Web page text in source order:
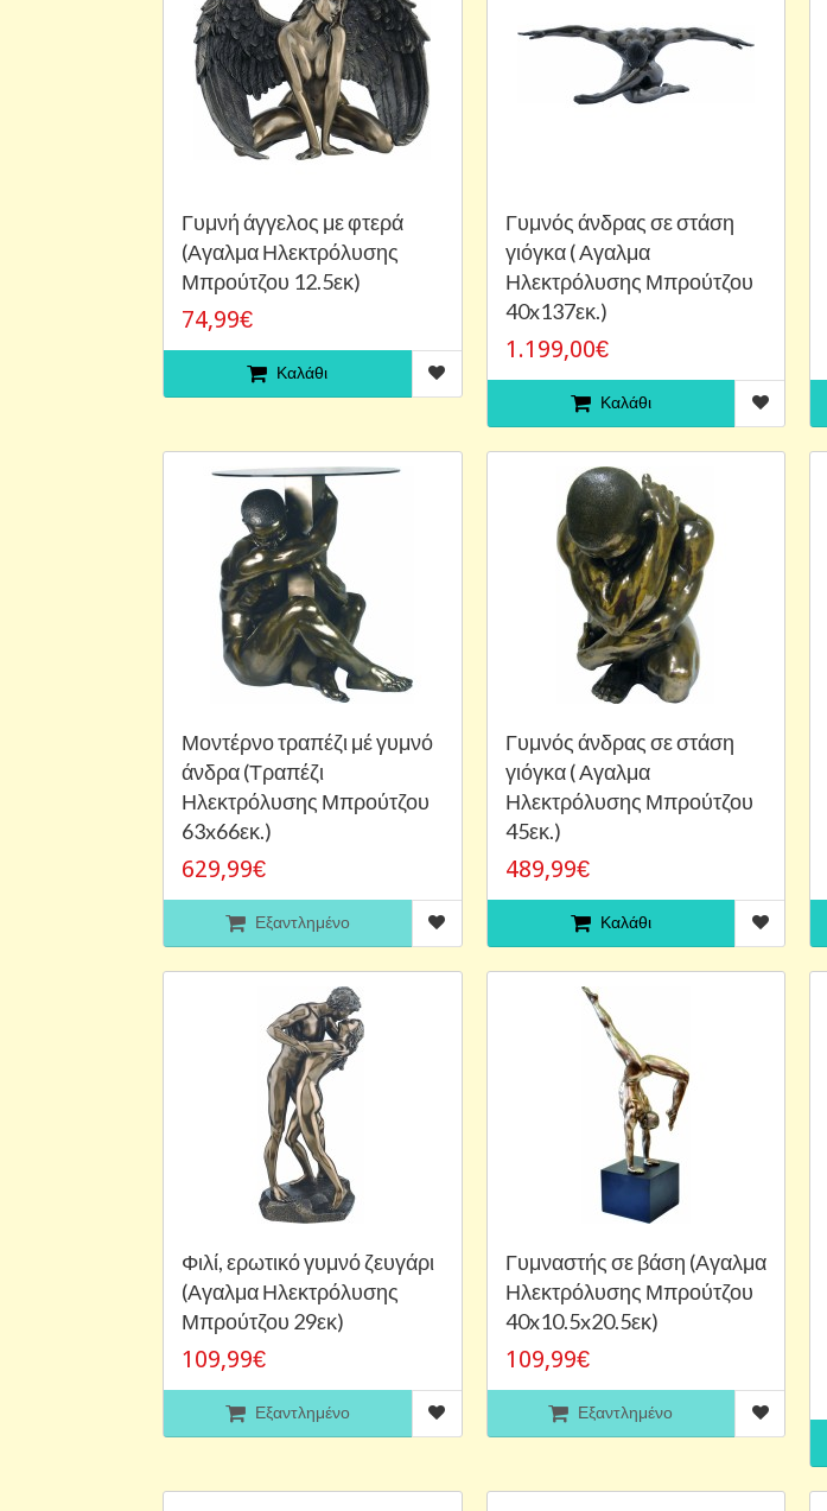
Γυμνή άγγελος με φτερά
(Αγαλμα Ηλεκτρόλυσης
Μπρούτζου 12.5εκ)
74,99€
Καλάθι
Γυμνός άνδρας σε στάση
γιόγκα ( Αγαλμα
Ηλεκτρόλυσης Μπρούτζου
40x137εκ.)
1.199,00€
Καλάθι
Μοντέρνο τραπέζι μέ γυμνό
άνδρα (Τραπέζι
Ηλεκτρόλυσης Μπρούτζου
63x66εκ.)
629,99€
Εξαντλημένο
Γυμνός άνδρας σε στάση
γιόγκα ( Αγαλμα
Ηλεκτρόλυσης Μπρούτζου
45εκ.)
489,99€
Καλάθι
Φιλί, ερωτικό γυμνό ζευγάρι
(Αγαλμα Ηλεκτρόλυσης
Μπρούτζου 29εκ)
109,99€
Εξαντλημένο
Γυμναστής σε βάση (Αγαλμα
Ηλεκτρόλυσης Μπρούτζου
40x10.5x20.5εκ)
109,99€
Εξαντλημένο